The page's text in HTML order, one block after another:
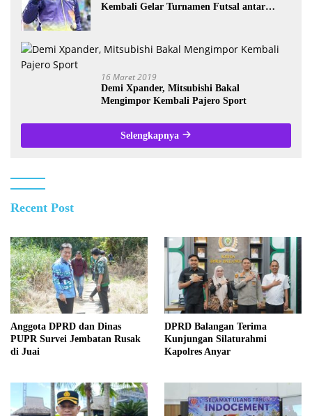
Kembali Gelar Turnamen Futsal antar
16 Maret 2019
Demi Xpander, Mitsubishi Bakal
Mengimpor Kembali Pajero Sport
Selengkapnya
Recent Post
Anggota DPRD dan Dinas
PUPR Survei Jembatan Rusak
di Juai
DPRD Balangan Terima
Kunjungan Silaturahmi
Kapolres Anyar